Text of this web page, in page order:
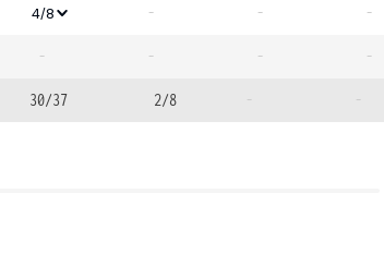
4/8 - - -
- - - -
30/37 2/8 - -